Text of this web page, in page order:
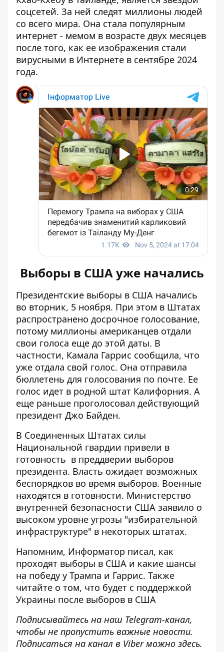
соцсетей. За ней следят миллионы людей
со всего мира. Она стала популярным
интернет - мемом в возрасте двух месяцев
после того, как ее изображения стали
вирусными в Интернете в сентябре 2024
года.
Выборы в США уже начались
Президентские выборы в США начались
во вторник, 5 ноября. При этом в Штатах
распространено досрочное голосование,
потому миллионы американцев отдали
свои голоса еще до этой даты. В
частности, Камала Гаррис сообщила, что
уже отдала свой голос. Она отправила
бюллетень для голосования по почте. Ее
голос идет в родной штат Калифорния. А
еще раньше проголосовал действующий
президент Джо Байден.
В Соединенных Штатах силы
Национальной гвардии привели в
готовность в преддверии выборов
президента. Власть ожидает возможных
беспорядков во время выборов. Военные
находятся в готовности. Министерство
внутренней безопасности США заявило о
высоком уровне угрозы "избирательной
инфраструктуре" в некоторых штатах.
Напомним, Информатор писал, как
проходят выборы в США и какие шансы
на победу у Трампа и Гаррис. Также
читайте о том, что будет с поддержкой
Украины после выборов в США
Подписывайтесь на наш Telegram-канал,
чтобы не пропустить важные новости.
Подписаться на канал в Viber можно здесь.